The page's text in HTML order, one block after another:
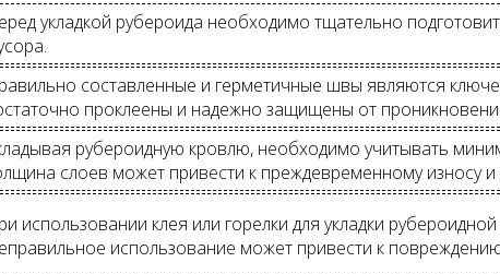
укладкой рубероида необходимо тщательно
составленные и герметичные швы являются
проклеены и надежно защищены от
рубероидную кровлю, необходимо учитывать
слоев может привести к преждевременному износу и
использовании клея или горелки для укладки
использование может привести к